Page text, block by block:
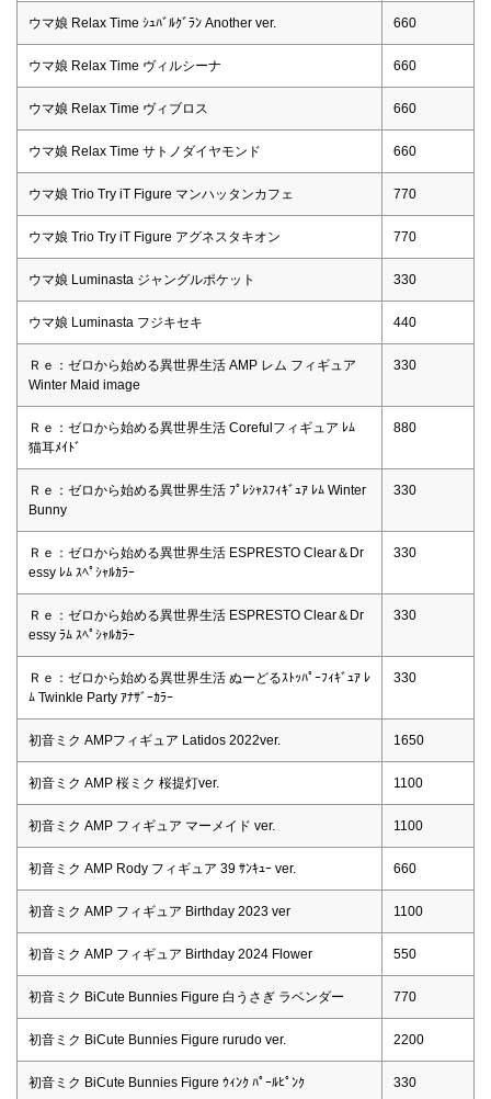
ウマ娘 Relax Time ｼｭﾊﾞﾙｸﾞﾗﾝ Another ver. 660
ウマ娘 Relax Time ヴィルシーナ 660
ウマ娘 Relax Time ヴィブロス 660
ウマ娘 Relax Time サトノダイヤモンド 660
ウマ娘 Trio Try iT Figure マンハッタンカフェ 770
ウマ娘 Trio Try iT Figure アグネスタキオン 770
ウマ娘 Luminasta ジャングルポケット 330
ウマ娘 Luminasta フジキセキ 440
Ｒｅ：ゼロから始める異世界生活 AMP レム フィギュア
Winter Maid image
330
Ｒｅ：ゼロから始める異世界生活 Corefulフィギュア ﾚﾑ
猫耳ﾒｲﾄﾞ
880
Ｒｅ：ゼロから始める異世界生活 ﾌﾟﾚｼｬｽﾌｨｷﾞｭｱ ﾚﾑ Winter
Bunny
330
Ｒｅ：ゼロから始める異世界生活 ESPRESTO Clear＆Dr
essy ﾚﾑ ｽﾍﾟｼｬﾙｶﾗｰ
330
Ｒｅ：ゼロから始める異世界生活 ESPRESTO Clear＆Dr
essy ﾗﾑ ｽﾍﾟｼｬﾙｶﾗｰ
330
Ｒｅ：ゼロから始める異世界生活 ぬーどるｽﾄｯﾊﾟｰﾌｨｷﾞｭｱ ﾚ
ﾑ Twinkle Party ｱﾅｻﾞｰｶﾗｰ
330
初音ミク AMPフィギュア Latidos 2022ver. 1650
初音ミク AMP 桜ミク 桜提灯ver. 1100
初音ミク AMP フィギュア マーメイド ver. 1100
初音ミク AMP Rody フィギュア 39 ｻﾝｷｭｰ ver. 660
初音ミク AMP フィギュア Birthday 2023 ver 1100
初音ミク AMP フィギュア Birthday 2024 Flower 550
初音ミク BiCute Bunnies Figure 白うさぎ ラベンダー 770
初音ミク BiCute Bunnies Figure rurudo ver. 2200
初音ミク BiCute Bunnies Figure ｳｨﾝｸ ﾊﾟｰﾙﾋﾟﾝｸ 330